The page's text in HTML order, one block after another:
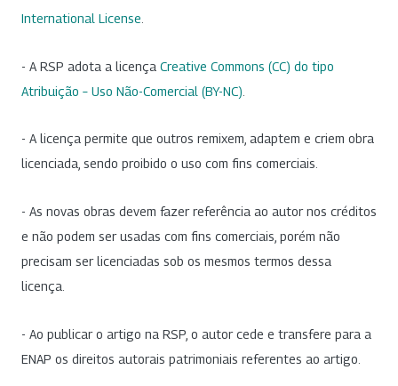
International License
- A RSP adota a licença Creative Commons (CC) do tipo
Atribuição – Uso Não-Comercial (BY-NC)
- A licença permite que outros remixem, adaptem e criem obra
licenciada, sendo proibido o uso com fins comerciais.
- As novas obras devem fazer referência ao autor nos créditos
e não podem ser usadas com fins comerciais, porém não
precisam ser licenciadas sob os mesmos termos dessa
licença.
- Ao publicar o artigo na RSP, o autor cede e transfere para a
ENAP os direitos autorais patrimoniais referentes ao artigo.